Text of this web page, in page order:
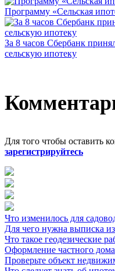
Программу «Сельская
За 8 часов Сбербанк
сельскую ипотеку
Для того чтобы оставить
зарегистрируйтесь
Что изменилось для
Для чего нужна выписка
Что такое геодезические
Оформление частного дома
Проверьте объект